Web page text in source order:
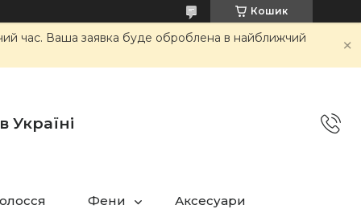
Кошик
час. Ваша заявка буде оброблена в найближчий
Україні
Фени Аксесуари